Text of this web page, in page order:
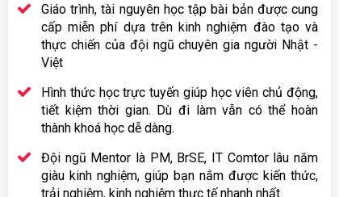
Giáo trình, tài nguyên học tập bài bản được cung
cấp miễn phí dựa trên kinh nghiệm đào tạo và
thực chiến của đội ngũ chuyên gia người Nhật -
Việt
Hình thức học trực tuyến giúp học viên chủ động,
tiết kiệm thời gian. Dù đi làm vẫn có thể hoàn
thành khoá học dễ dàng.
Đội ngũ Mentor là PM, BrSE, IT Comtor lâu năm
giàu kinh nghiệm, giúp bạn nắm được kiến thức,
trải nghiệm, kinh nghiệm thực tế nhanh nhất.